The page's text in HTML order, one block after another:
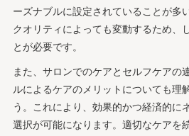
ーズナブルに設定されていることが多
クオリティによっても変動するため、
とが必要です。
また、サロンでのケアとセルフケアの
ルによるケアのメリットについても理
う。これにより、効果的かつ経済的に
選択が可能になります。適切なケアを